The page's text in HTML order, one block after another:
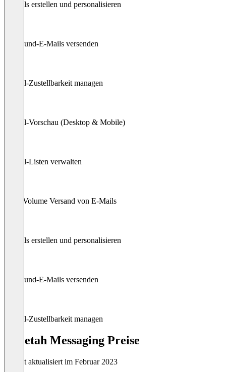
E-Mails erstellen und personalisieren
Outbound-E-Mails versenden
E-Mail-Zustellbarkeit managen
E-Mail-Vorschau (Desktop & Mobile)
E-Mail-Listen verwalten
High-Volume Versand von E-Mails
E-Mails erstellen und personalisieren
Outbound-E-Mails versenden
E-Mail-Zustellbarkeit managen
Cheetah Messaging Preise
Zuletzt aktualisiert im Februar 2023